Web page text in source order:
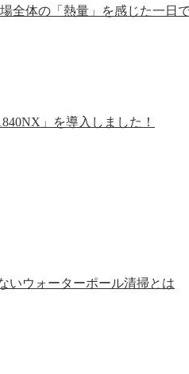
全体の「熱量」を感じた一日で
」を導入しました！
いウォーターポール清掃とは